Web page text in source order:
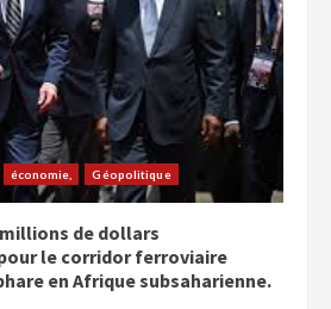
économie, Géopolitique
de dollars
le corridor ferroviaire
en Afrique subsaharienne.